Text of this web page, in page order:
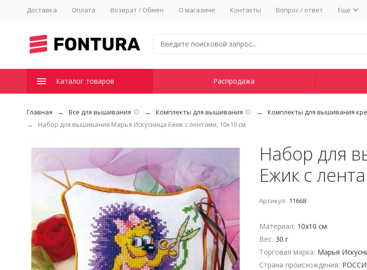
Доставка Оплата Возврат / Обмен О магазине Контакты Вопрос / ответ Ещё
Каталог товаров Распродажа
Главная Все для вышивания Комплекты для вышивания Комплекты для вышивания
Набор для вышивания Марья Искусница Ежик с лентами, 10х10 см
Набор для
Ежик с
Артикул: 11668
Материал: 10х10 см
Вес: 30 г
Торговая марка: Марья
Страна происхождения: